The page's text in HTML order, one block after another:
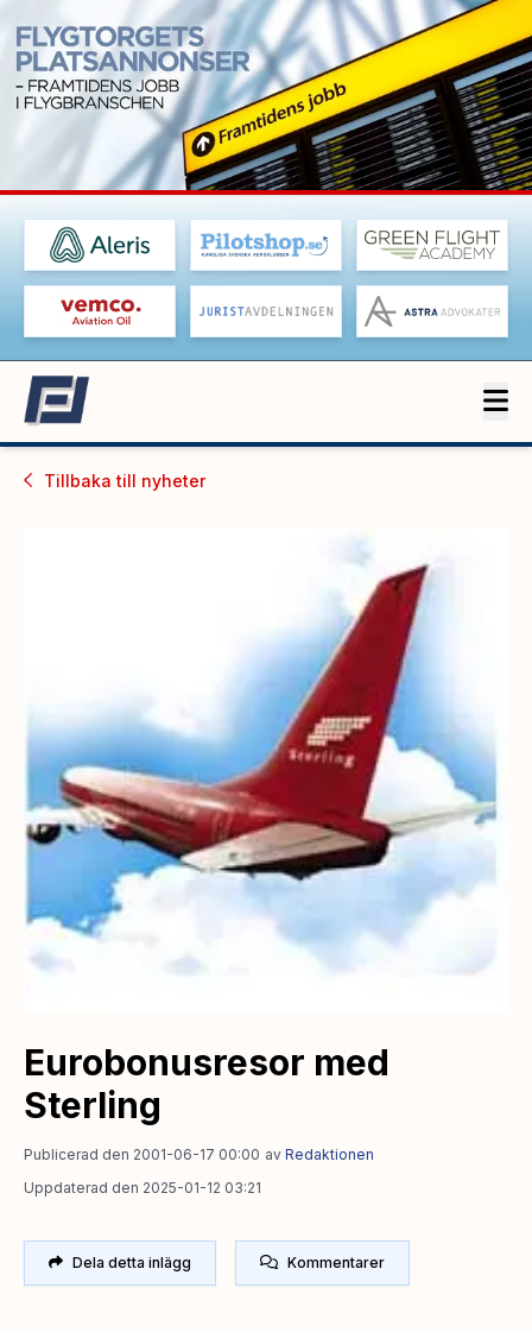
Tillbaka till nyheter
Eurobonusresor med
Sterling
Publicerad den 2001-06-17 00:00 av Redaktionen
Uppdaterad den 2025-01-12 03:21
Dela detta inlägg Kommentarer